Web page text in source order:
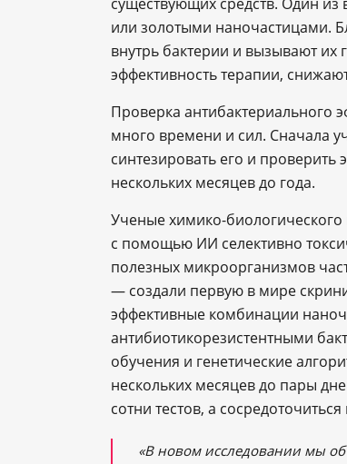
или золотыми наночастицами.
внутрь бактерии и вызывают их
эффективность терапии,
Проверка антибактериального
много времени и сил. Сначала
синтезировать его и проверить
нескольких месяцев до года.
Ученые химико-
с помощью ИИ селективно
полезных микроорганизмов
— создали первую в мире
эффективные комбинации
антибиотикорезистентными
обучения и генетические
нескольких месяцев до пары
сотни тестов, а
«В новом исследовании мы